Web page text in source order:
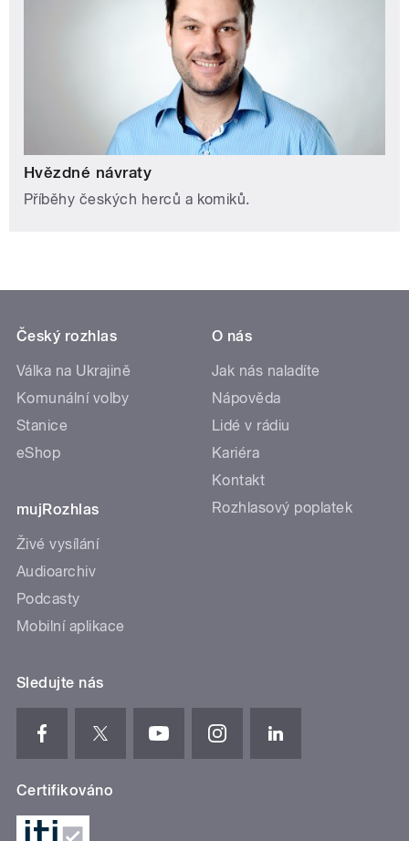
Hvězdné návraty
Příběhy českých herců a komiků.
Český rozhlas
Válka na Ukrajině
Komunální volby
Stanice
eShop
mujRozhlas
Živé vysílání
Audioarchiv
Podcasty
Mobilní aplikace
O nás
Jak nás naladíte
Nápověda
Lidé v rádiu
Kariéra
Kontakt
Rozhlasový poplatek
Sledujte nás
Certifikováno